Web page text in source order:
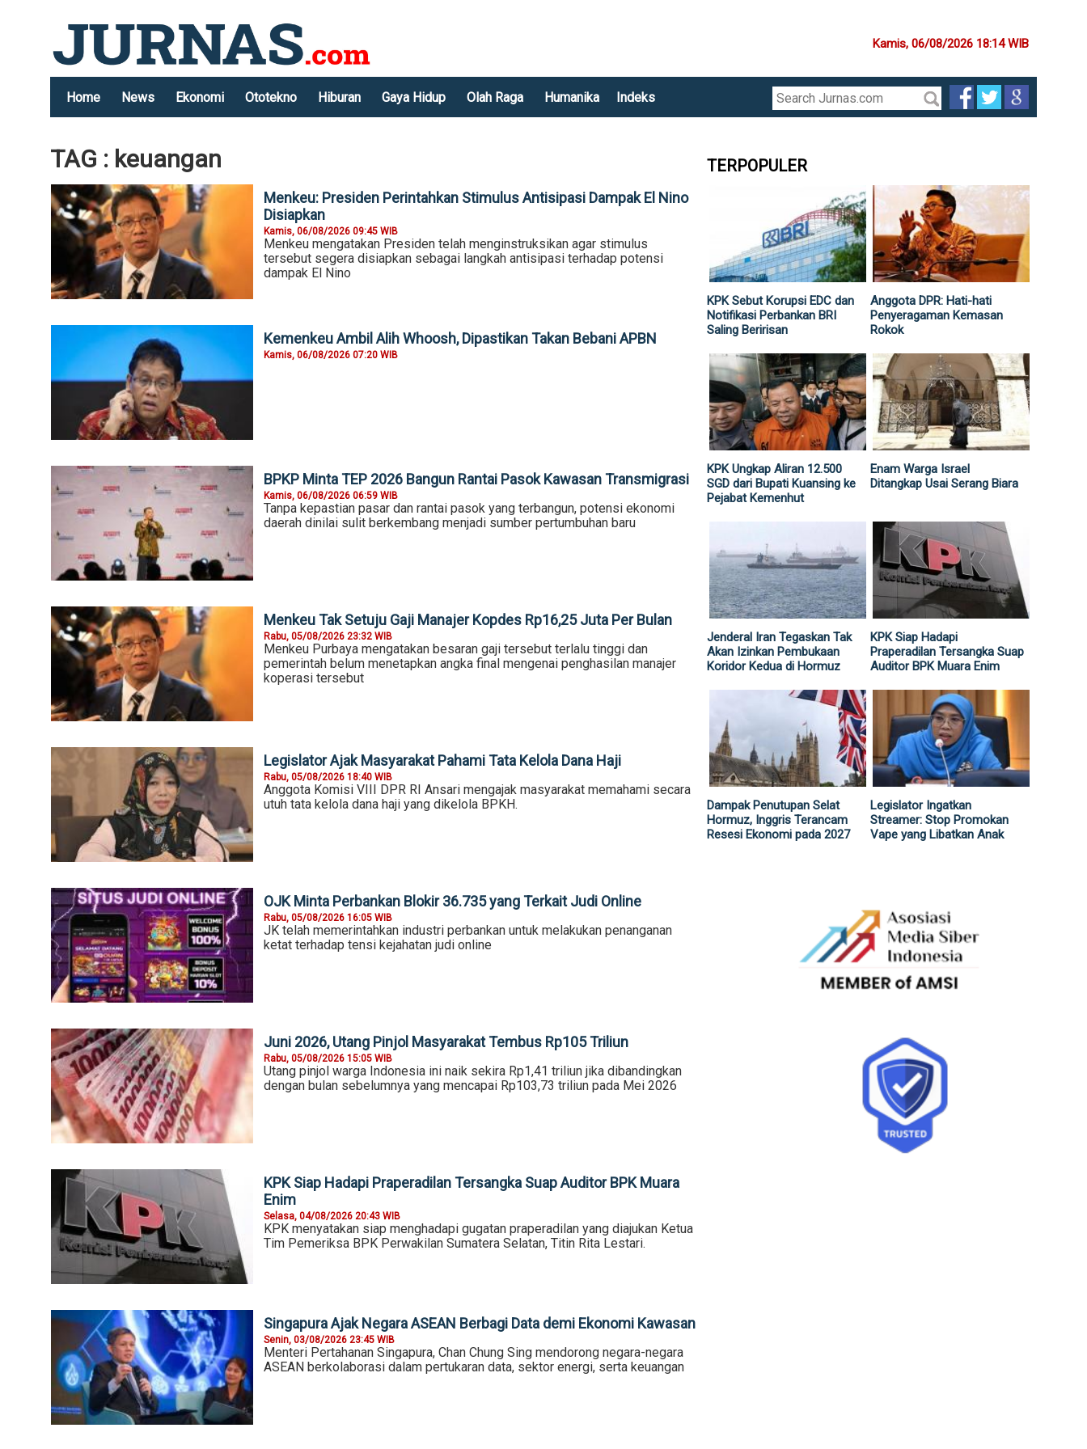
Kamis, 06/08/2026 18:14 WIB
Home News Ekonomi Ototekno Hiburan Gaya Hidup Olah Raga Humanika Indeks
TAG : keuangan
Menkeu: Presiden Perintahkan Stimulus Antisipasi Dampak El Nino
Disiapkan
Kamis, 06/08/2026 09:45 WIB
Menkeu mengatakan Presiden telah menginstruksikan agar stimulus
tersebut segera disiapkan sebagai langkah antisipasi terhadap potensi
dampak El Nino
Kemenkeu Ambil Alih Whoosh, Dipastikan Takan Bebani APBN
Kamis, 06/08/2026 07:20 WIB
BPKP Minta TEP 2026 Bangun Rantai Pasok Kawasan Transmigrasi
Kamis, 06/08/2026 06:59 WIB
Tanpa kepastian pasar dan rantai pasok yang terbangun, potensi ekonomi
daerah dinilai sulit berkembang menjadi sumber pertumbuhan baru
Menkeu Tak Setuju Gaji Manajer Kopdes Rp16,25 Juta Per Bulan
Rabu, 05/08/2026 23:32 WIB
Menkeu Purbaya mengatakan besaran gaji tersebut terlalu tinggi dan
pemerintah belum menetapkan angka final mengenai penghasilan manajer
koperasi tersebut
Legislator Ajak Masyarakat Pahami Tata Kelola Dana Haji
Rabu, 05/08/2026 18:40 WIB
Anggota Komisi VIII DPR RI Ansari mengajak masyarakat memahami secara
utuh tata kelola dana haji yang dikelola BPKH.
OJK Minta Perbankan Blokir 36.735 yang Terkait Judi Online
Rabu, 05/08/2026 16:05 WIB
JK telah memerintahkan industri perbankan untuk melakukan penanganan
ketat terhadap tensi kejahatan judi online
Juni 2026, Utang Pinjol Masyarakat Tembus Rp105 Triliun
Rabu, 05/08/2026 15:05 WIB
Utang pinjol warga Indonesia ini naik sekira Rp1,41 triliun jika dibandingkan
dengan bulan sebelumnya yang mencapai Rp103,73 triliun pada Mei 2026
KPK Siap Hadapi Praperadilan Tersangka Suap Auditor BPK Muara
Enim
Selasa, 04/08/2026 20:43 WIB
KPK menyatakan siap menghadapi gugatan praperadilan yang diajukan Ketua
Tim Pemeriksa BPK Perwakilan Sumatera Selatan, Titin Rita Lestari.
Singapura Ajak Negara ASEAN Berbagi Data demi Ekonomi Kawasan
Senin, 03/08/2026 23:45 WIB
Menteri Pertahanan Singapura, Chan Chung Sing mendorong negara-negara
ASEAN berkolaborasi dalam pertukaran data, sektor energi, serta keuangan
TERPOPULER
KPK Sebut Korupsi EDC dan
Notifikasi Perbankan BRI
Saling Beririsan
Anggota DPR: Hati-hati
Penyeragaman Kemasan
Rokok
KPK Ungkap Aliran 12.500
SGD dari Bupati Kuansing ke
Pejabat Kemenhut
Enam Warga Israel
Ditangkap Usai Serang Biara
Jenderal Iran Tegaskan Tak
Akan Izinkan Pembukaan
Koridor Kedua di Hormuz
KPK Siap Hadapi
Praperadilan Tersangka Suap
Auditor BPK Muara Enim
Dampak Penutupan Selat
Hormuz, Inggris Terancam
Resesi Ekonomi pada 2027
Legislator Ingatkan
Streamer: Stop Promokan
Vape yang Libatkan Anak